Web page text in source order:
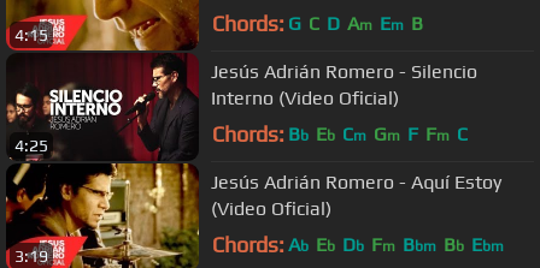
4:15 Chords: G C D Am Em B
4:25
Jesús Adrián Romero - Silencio
Interno (Video Oficial)
Chords: Bb Eb Cm Gm F Fm C
3:19
Jesús Adrián Romero - Aquí Estoy
(Video Oficial)
Chords: Ab Eb Db Fm Bbm Bb Ebm